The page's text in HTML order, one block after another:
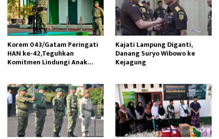
Korem 043/Gatam Peringati
HAN ke-42,Teguhkan
Komitmen Lindungi Anak
Kajati Lampung Diganti,
Danang Suryo Wibowo ke
Kejagung